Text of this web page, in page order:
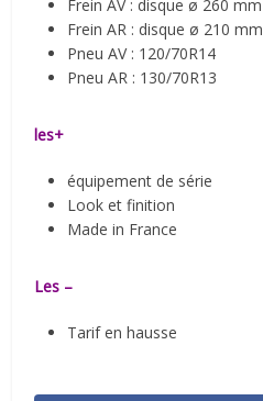
Frein AV : disque ø 260 mm
Frein AR : disque ø 210 mm
Pneu AV : 120/70R14
Pneu AR : 130/70R13
les+
équipement de série
Look et finition
Made in France
Les –
Tarif en hausse